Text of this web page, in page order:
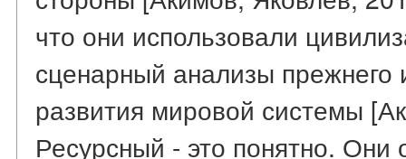
что они использовали
сценарный анализы
развития мировой системы
Ресурсный - это понятно.